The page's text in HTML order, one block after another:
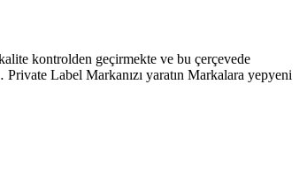
kontrolden geçirmekte ve bu çerçevede
Label Markanızı yaratın Markalara yepyeni